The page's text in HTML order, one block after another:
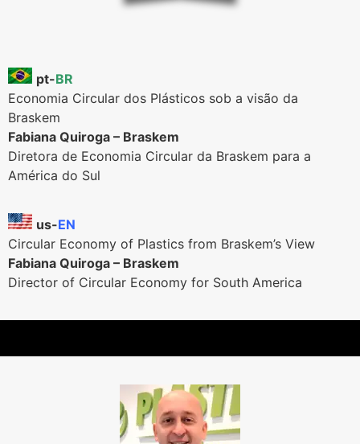
pt-BR
Economia Circular dos Plásticos sob a visão da
Braskem
Fabiana Quiroga – Braskem
Diretora de Economia Circular da Braskem para a
América do Sul
us-EN
Circular Economy of Plastics from Braskem’s View
Fabiana Quiroga – Braskem
Director of Circular Economy for South America